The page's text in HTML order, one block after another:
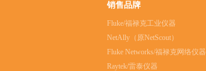
销售品牌
Fluke/福禄克工业仪器
NetAlly（原NetScout）
Fluke Networks/福禄克网络仪器
Raytek/雷泰仪器